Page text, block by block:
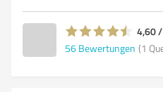
4,60
56 Bewertungen (1